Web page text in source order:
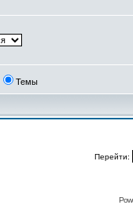
Темы
Перейти: